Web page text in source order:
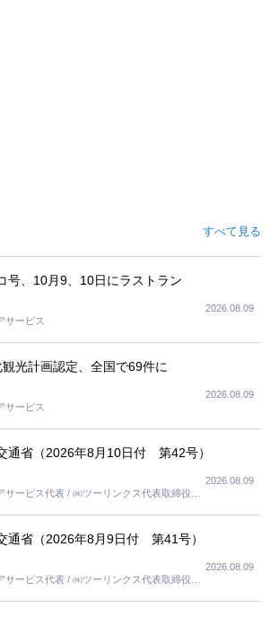
すべて見る
号、10月9、10日にラストラン
サービス
2026.08.09
光計画認定、全国で69件に
サービス
2026.08.09
通省（2026年8月10日付 第42号）
サービス代表 / ㈱ツーリンクス代表取締役社
2026.08.09
通省（2026年8月9日付 第41号）
サービス代表 / ㈱ツーリンクス代表取締役社
2026.08.09